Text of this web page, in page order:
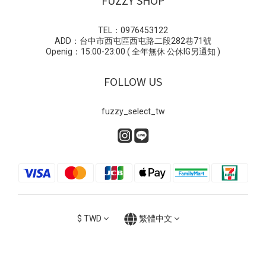
TEL：0976453122
ADD：台中市西屯區西屯路二段282巷71號
Openig：15:00-23:00 ( 全年無休 公休IG另通知 )
FOLLOW US
fuzzy_select_tw
$ TWD 繁體中文